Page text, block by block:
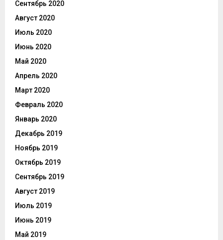
Сентябрь 2020
Август 2020
Июль 2020
Июнь 2020
Май 2020
Апрель 2020
Март 2020
Февраль 2020
Январь 2020
Декабрь 2019
Ноябрь 2019
Октябрь 2019
Сентябрь 2019
Август 2019
Июль 2019
Июнь 2019
Май 2019